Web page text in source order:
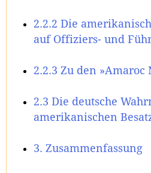
2.2.2 Die
auf Offiziers- und
2.2.3 Zu den »Amaroc
2.3 Die deutsche
amerikanischen
3. Zusammenfassung